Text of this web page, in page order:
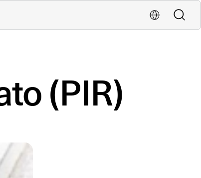
Buscar
(PIR)